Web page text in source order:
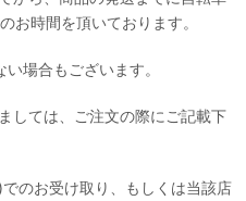
お時間を頂いております。
場合もございます。
しては、ご注文の際にご記載下
のお受け取り、もしくは当該店